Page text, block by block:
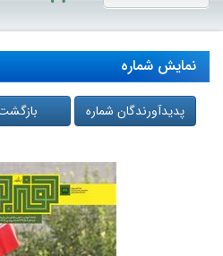
نمایش شماره
پدیدآورندگان شماره